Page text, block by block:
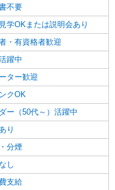
不要
学OKまたは説明会あり
・有資格者歓迎
躍中
ター歓迎
クOK
ー（50代～）活躍中
り
分煙
し
支給